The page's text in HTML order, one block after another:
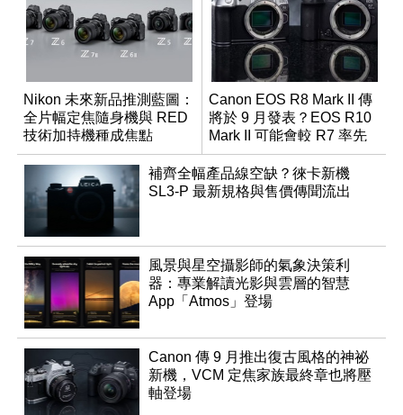
Nikon 未來新品推測藍圖：
全片幅定焦隨身機與 RED
技術加持機種成焦點
Canon EOS R8 Mark II 傳
將於 9 月發表？EOS R10
Mark II 可能會較 R7 率先
推出
補齊全幅產品線空缺？徠卡新機
SL3-P 最新規格與售價傳聞流出
風景與星空攝影師的氣象決策利
器：專業解讀光影與雲層的智慧
App「Atmos」登場
Canon 傳 9 月推出復古風格的神祕
新機，VCM 定焦家族最終章也將壓
軸登場